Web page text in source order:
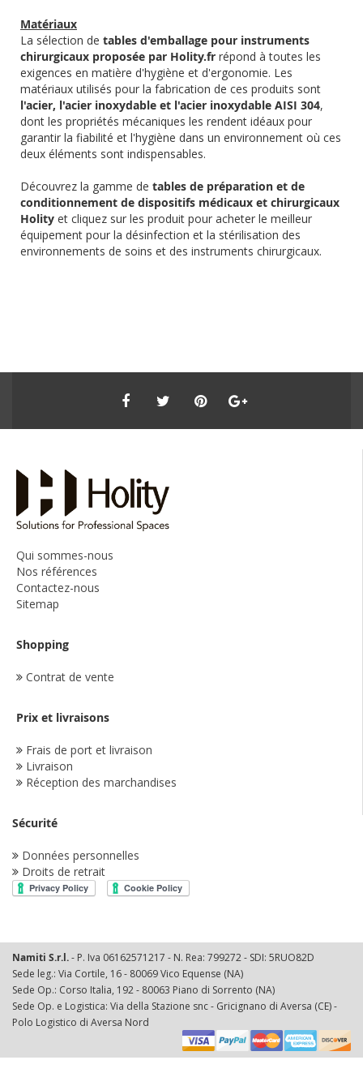
Matériaux
La sélection de tables d'emballage pour instruments
chirurgicaux proposée par Holity.fr répond à toutes les
exigences en matière d'hygiène et d'ergonomie. Les
matériaux utilisés pour la fabrication de ces produits sont
l'acier, l'acier inoxydable et l'acier inoxydable AISI 304,
dont les propriétés mécaniques les rendent idéaux pour
garantir la fiabilité et l'hygiène dans un environnement où ces
deux éléments sont indispensables.
Découvrez la gamme de tables de préparation et de
conditionnement de dispositifs médicaux et chirurgicaux
Holity et cliquez sur les produit pour acheter le meilleur
équipement pour la désinfection et la stérilisation des
environnements de soins et des instruments chirurgicaux.
Qui sommes-nous
Nos références
Contactez-nous
Sitemap
Shopping
Contrat de vente
Prix et livraisons
Frais de port et livraison
Livraison
Réception des marchandises
Sécurité
Données personnelles
Droits de retrait
Namiti S.r.l.- P. Iva 06162571217 - N. Rea: 799272 - SDI: 5RUO82D
Sede leg.: Via Cortile, 16 - 80069 Vico Equense (NA)
Sede Op.: Corso Italia, 192 - 80063 Piano di Sorrento (NA)
Sede Op. e Logistica: Via della Stazione snc - Gricignano di Aversa (CE) -
Polo Logistico di Aversa Nord